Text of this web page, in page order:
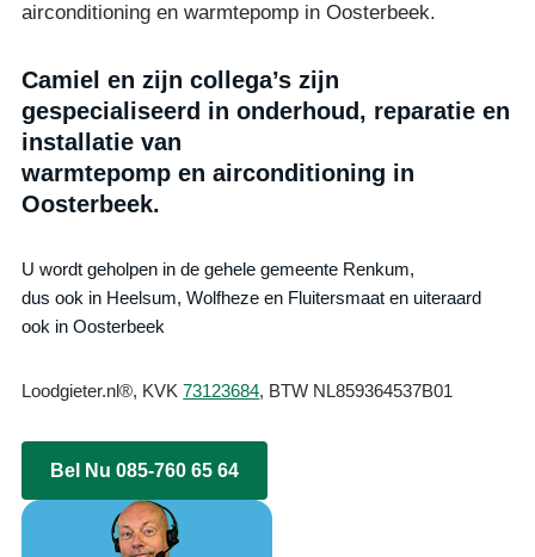
airconditioning en warmtepomp in Oosterbeek.
Camiel en zijn collega’s zijn
gespecialiseerd in onderhoud, reparatie en
installatie van
warmtepomp en airconditioning in
Oosterbeek.
U wordt geholpen in de gehele gemeente Renkum,
dus ook in Heelsum, Wolfheze en Fluitersmaat en uiteraard
ook in Oosterbeek
Loodgieter.nl®, KVK73123684, BTW NL859364537B01
Bel Nu 085-760 65 64